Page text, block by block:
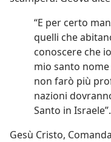
“E per certo
quelli che
conoscere che
mio santo
non farò più
nazioni
Santo in
Gesù Cristo,